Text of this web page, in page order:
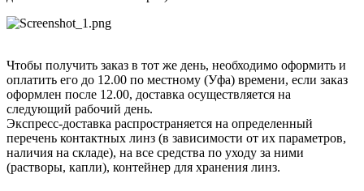
Чтобы получить заказ в тот же день, необходимо оформить и
оплатить его до 12.00 по местному (Уфа) времени, если заказ
оформлен после 12.00, доставка осуществляется на
следующий рабочий день.
Экспресс-доставка распространяется на определенный
перечень контактных линз (в зависимости от их параметров,
наличия на складе), на все средства по уходу за ними
(растворы, капли), контейнер для хранения линз.